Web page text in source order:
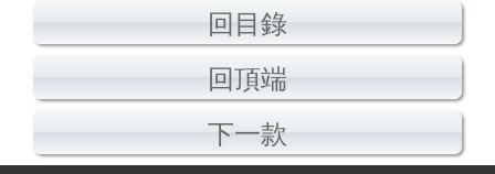
回目錄
回頂端
下一款